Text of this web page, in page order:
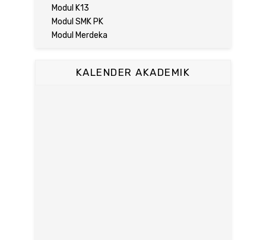
Modul K13
Modul SMK PK
Modul Merdeka
KALENDER AKADEMIK